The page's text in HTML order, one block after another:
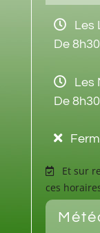
Les
De
Les
De
Et sur
ces